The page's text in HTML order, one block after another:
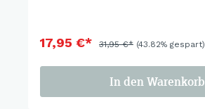
17,95 €* 31,95 €* (43.82% gespart)
In den Warenkorb